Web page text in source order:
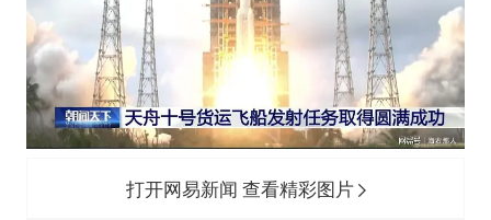
西贝创始人贾国龙押注鲜羊赛道
“不怕六爷挂得多 就怕六爷挂一颗”
多个明星演唱会取消
36岁男演员成景区NPC后人气爆棚
打开网易新闻 查看精彩图片